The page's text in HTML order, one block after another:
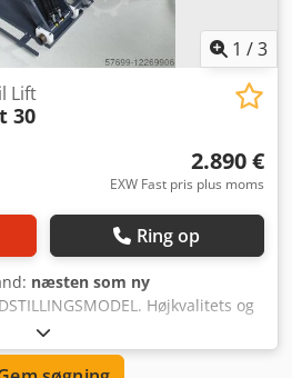
1 /3
Lift
30
2.890 €
EXW Fast pris plus moms
Ring op
næsten som ny
Højkvalitets og
drivsystem, næsten
hydraulikaggregat (230V /